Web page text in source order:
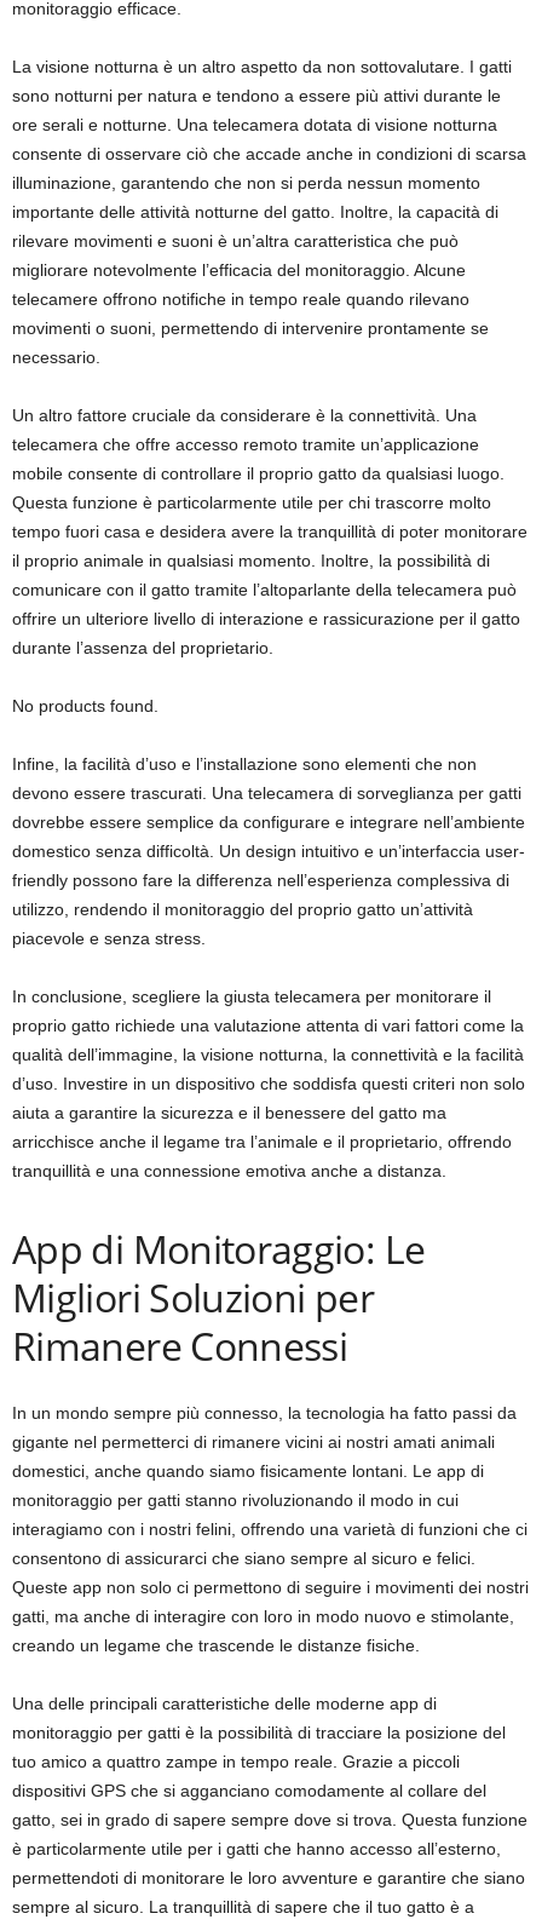
monitoraggio efficace.
La visione notturna è un altro aspetto da non sottovalutare. I gatti
sono notturni per natura e tendono a essere più attivi durante le
ore serali e notturne. Una telecamera dotata di visione notturna
consente di osservare ciò che accade anche in condizioni di scarsa
illuminazione, garantendo che non si perda nessun momento
importante delle attività notturne del gatto. Inoltre, la capacità di
rilevare movimenti e suoni è un’altra caratteristica che può
migliorare notevolmente l’efficacia del monitoraggio. Alcune
telecamere offrono notifiche in tempo reale quando rilevano
movimenti o suoni, permettendo di intervenire prontamente se
necessario.
Un altro fattore cruciale da considerare è la connettività. Una
telecamera che offre accesso remoto tramite un’applicazione
mobile consente di controllare il proprio gatto da qualsiasi luogo.
Questa funzione è particolarmente utile per chi trascorre molto
tempo fuori casa e desidera avere la tranquillità di poter monitorare
il proprio animale in qualsiasi momento. Inoltre, la possibilità di
comunicare con il gatto tramite l’altoparlante della telecamera può
offrire un ulteriore livello di interazione e rassicurazione per il gatto
durante l’assenza del proprietario.
No products found.
Infine, la facilità d’uso e l’installazione sono elementi che non
devono essere trascurati. Una telecamera di sorveglianza per gatti
dovrebbe essere semplice da configurare e integrare nell’ambiente
domestico senza difficoltà. Un design intuitivo e un’interfaccia user-
friendly possono fare la differenza nell’esperienza complessiva di
utilizzo, rendendo il monitoraggio del proprio gatto un’attività
piacevole e senza stress.
In conclusione, scegliere la giusta telecamera per monitorare il
proprio gatto richiede una valutazione attenta di vari fattori come la
qualità dell’immagine, la visione notturna, la connettività e la facilità
d’uso. Investire in un dispositivo che soddisfa questi criteri non solo
aiuta a garantire la sicurezza e il benessere del gatto ma
arricchisce anche il legame tra l’animale e il proprietario, offrendo
tranquillità e una connessione emotiva anche a distanza.
App di Monitoraggio: Le
Migliori Soluzioni per
Rimanere Connessi
In un mondo sempre più connesso, la tecnologia ha fatto passi da
gigante nel permetterci di rimanere vicini ai nostri amati animali
domestici, anche quando siamo fisicamente lontani. Le app di
monitoraggio per gatti stanno rivoluzionando il modo in cui
interagiamo con i nostri felini, offrendo una varietà di funzioni che ci
consentono di assicurarci che siano sempre al sicuro e felici.
Queste app non solo ci permettono di seguire i movimenti dei nostri
gatti, ma anche di interagire con loro in modo nuovo e stimolante,
creando un legame che trascende le distanze fisiche.
Una delle principali caratteristiche delle moderne app di
monitoraggio per gatti è la possibilità di tracciare la posizione del
tuo amico a quattro zampe in tempo reale. Grazie a piccoli
dispositivi GPS che si agganciano comodamente al collare del
gatto, sei in grado di sapere sempre dove si trova. Questa funzione
è particolarmente utile per i gatti che hanno accesso all’esterno,
permettendoti di monitorare le loro avventure e garantire che siano
sempre al sicuro. La tranquillità di sapere che il tuo gatto è a